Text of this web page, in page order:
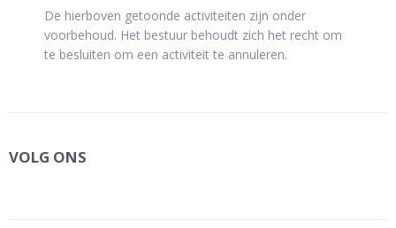
De hierboven getoonde activiteiten zijn onder
voorbehoud. Het bestuur behoudt zich het recht om
te besluiten om een activiteit te annuleren.
VOLG ONS